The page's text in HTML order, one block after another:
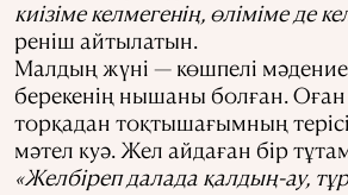
киізіме келмегенің, өліміме де
реніш айтылатын.
Малдың жүні — көшпелі
берекенің нышаны болған. Оған
торқадан тоқтышағымның
мәтел куә. Жел айдаған бір
«Желбіреп далада қалдың-ау,